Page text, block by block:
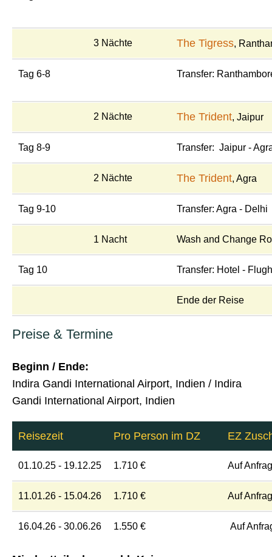
3 Nächte The Tigress,
Tag 6-8 Transfer:
2 Nächte The Trident, Jaipur
Tag 8-9 Transfer: Jaipur -
2 Nächte The Trident, Agra
Tag 9-10 Transfer: Agra - Delhi
1 Nacht Wash and Change
Tag 10 Transfer: Hotel -
Ende der Reise
Preise & Termine
Beginn / Ende:
Indira Gandi International Airport, Indien / Indira
Gandi International Airport, Indien
Reisezeit Pro Person im DZ EZ
01.10.25 - 19.12.25 1.710 € Auf
11.01.26 - 15.04.26 1.710 € Auf
16.04.26 - 30.06.26 1.550 € Auf